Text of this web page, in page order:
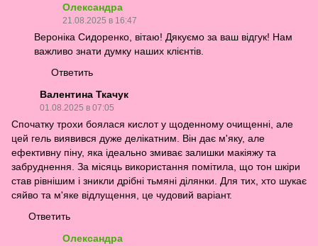
Олександра
21.08.2025 в 16:47
Вероніка Сидоренко, вітаю! Дякуємо за ваш відгук! Нам
важливо знати думку наших клієнтів.
Ответить
Валентина Ткачук
01.08.2025 в 07:05
Спочатку трохи боялася кислот у щоденному очищенні, але
цей гель виявився дуже делікатним. Він дає м'яку, але
ефективну піну, яка ідеально змиває залишки макіяжу та
забруднення. За місяць використання помітила, що тон шкіри
став рівнішим і зникли дрібні тьмяні ділянки. Для тих, хто шукає
сяйво та м'яке відлущення, це чудовий варіант.
Ответить
Олександра